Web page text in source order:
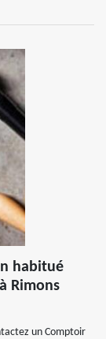
habitué
Rimons
un Comptoir